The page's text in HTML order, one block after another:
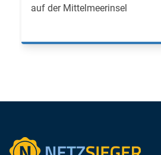
auf der Mittelmeerinsel